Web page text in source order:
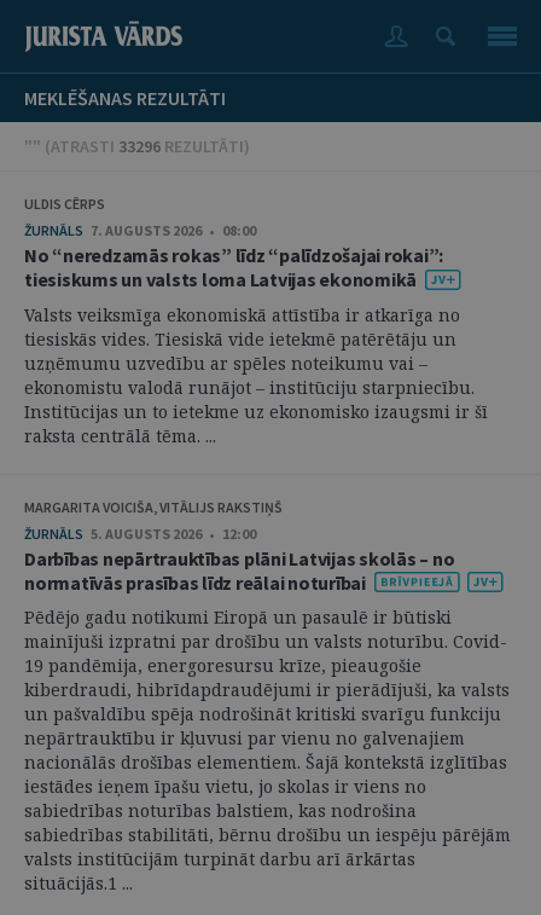
MEKLĒŠANAS REZULTĀTI
"" (ATRASTI 33296 REZULTĀTI)
ULDIS CĒRPS
ŽURNĀLS 7. AUGUSTS 2026 • 08:00
No “neredzamās rokas” līdz “palīdzošajai rokai”:
tiesiskums un valsts loma Latvijas ekonomikā
Valsts veiksmīga ekonomiskā attīstība ir atkarīga no
tiesiskās vides. Tiesiskā vide ietekmē patērētāju un
uzņēmumu uzvedību ar spēles noteikumu vai –
ekonomistu valodā runājot – institūciju starpniecību.
Institūcijas un to ietekme uz ekonomisko izaugsmi ir šī
raksta centrālā tēma. ...
MARGARITA VOICIŠA, VITĀLIJS RAKSTIŅŠ
ŽURNĀLS 5. AUGUSTS 2026 • 12:00
Darbības nepārtrauktības plāni Latvijas skolās – no
normatīvās prasības līdz reālai noturībai
Pēdējo gadu notikumi Eiropā un pasaulē ir būtiski
mainījuši izpratni par drošību un valsts noturību. Covid-
19 pandēmija, energoresursu krīze, pieaugošie
kiberdraudi, hibrīdapdraudējumi ir pierādījuši, ka valsts
un pašvaldību spēja nodrošināt kritiski svarīgu funkciju
nepārtrauktību ir kļuvusi par vienu no galvenajiem
nacionālās drošības elementiem. Šajā kontekstā izglītības
iestādes ieņem īpašu vietu, jo skolas ir viens no
sabiedrības noturības balstiem, kas nodrošina
sabiedrības stabilitāti, bērnu drošību un iespēju pārējām
valsts institūcijām turpināt darbu arī ārkārtas
situācijās.1 ...